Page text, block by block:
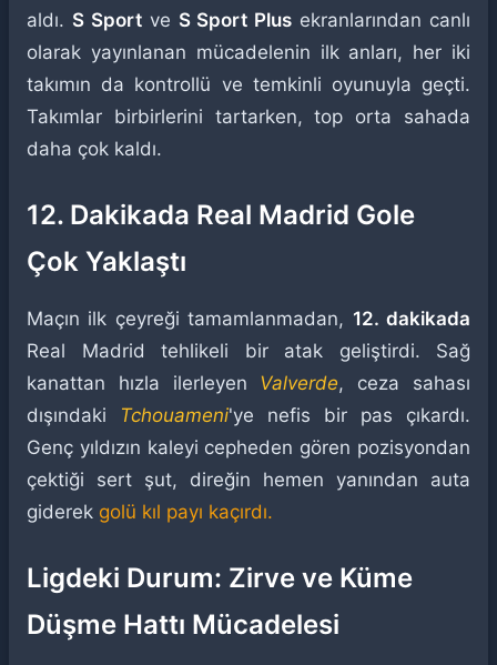
aldı. S Sportve S Sport Plus ekranlarından canlı
olarak yayınlanan mücadelenin ilk anları, her iki
takımın da kontrollü ve temkinli oyunuyla geçti.
Takımlar birbirlerini tartarken, top orta sahada
daha çok kaldı.
12. Dakikada Real Madrid Gole
Çok Yaklaştı
Maçın ilk çeyreği tamamlanmadan, 12. dakikada
Real Madrid tehlikeli bir atak geliştirdi. Sağ
kanattan hızla ilerleyen Valverde, ceza sahası
dışındaki Tchouameni'ye nefis bir pas çıkardı.
Genç yıldızın kaleyi cepheden gören pozisyondan
çektiği sert şut, direğin hemen yanından auta
giderek golü kıl payı kaçırdı.
Ligdeki Durum: Zirve ve Küme
Düşme Hattı Mücadelesi